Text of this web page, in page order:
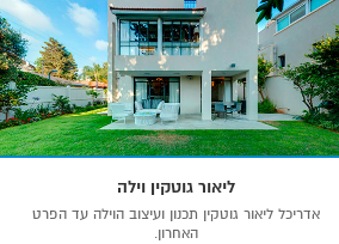
ליאור גוטקין וילה
אדריכל ליאור גוטקין תכנון ועיצוב הוילה עד הפרט
האחרון.